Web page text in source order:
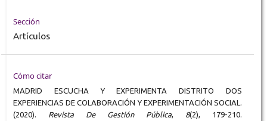
Sección
Artículos
Cómo citar
MADRID ESCUCHA Y EXPERIMENTA DISTRITO DOS
EXPERIENCIAS DE COLABORACIÓN Y EXPERIMENTACIÓN SOCIAL.
(2020). Revista De Gestión Pública, 8(2), 179-210.